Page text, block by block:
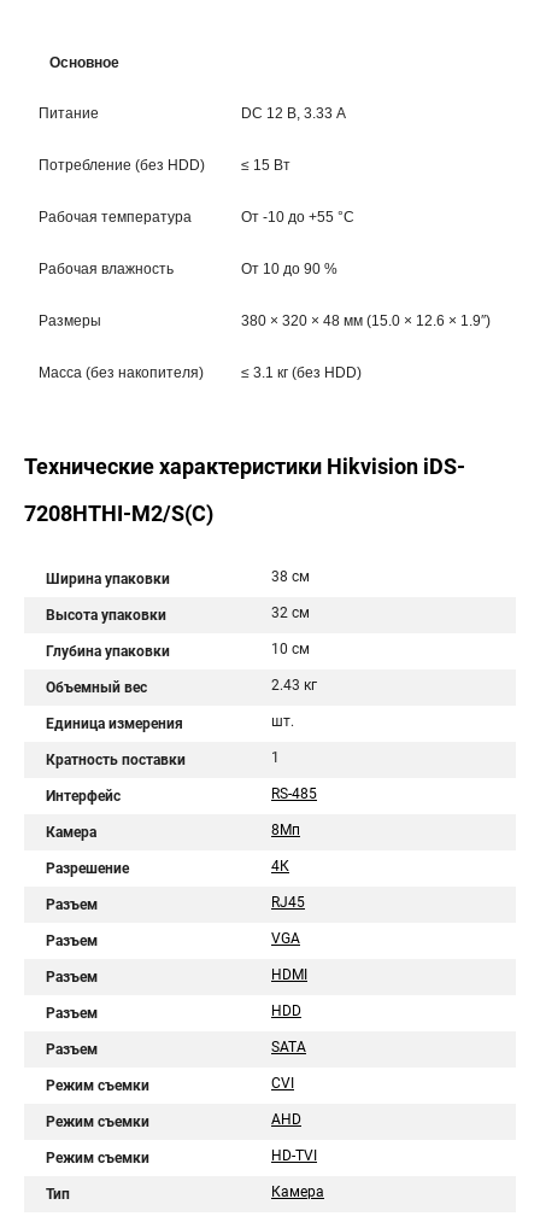
Основное
Питание DC 12 В, 3.33 А
Потребление (без HDD) ≤ 15 Вт
Рабочая температура От -10 до +55 °C
Рабочая влажность От 10 до 90 %
Размеры 380 × 320 × 48 мм (15.0 × 12.6 × 1.9″)
Масса (без накопителя) ≤ 3.1 кг (без HDD)
Технические характеристики Hikvision iDS-
7208HTHI-M2/S(C)
Ширина упаковки 38 см
Высота упаковки 32 см
Глубина упаковки 10 см
Объемный вес 2.43 кг
Единица измерения шт.
Кратность поставки 1
Интерфейс RS-485
Камера 8Мп
Разрешение 4К
Разъем RJ45
Разъем VGA
Разъем HDMI
Разъем HDD
Разъем SATA
Режим съемки CVI
Режим съемки AHD
Режим съемки HD-TVI
Тип Камера